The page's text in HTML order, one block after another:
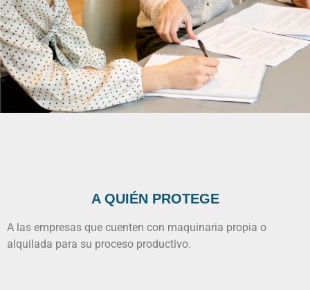
A QUIÉN PROTEGE
A las empresas que cuenten con maquinaria propia o
alquilada para su proceso productivo.